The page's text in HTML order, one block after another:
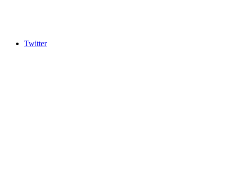
Twitter